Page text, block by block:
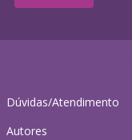
Dúvidas/Atendimento
Autores